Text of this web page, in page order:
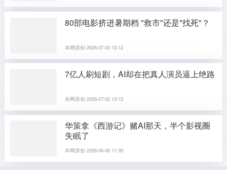
80部电影挤进暑期档 "救市"还是"找死"？
本网原创·2026-07-02 13:12
7亿人刷短剧，AI却在把真人演员逼上绝路
本网原创·2026-07-02 13:12
华策拿《西游记》赌AI那天，半个影视圈
失眠了
本网原创·2026-06-30 11:35